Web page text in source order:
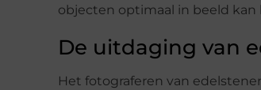
objecten optimaal in beeld kan
De uitdaging van
Het fotograferen van